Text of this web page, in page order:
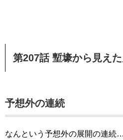
第207話 塹壕から見え
予想外の連続
なんという予想外の展開の連続